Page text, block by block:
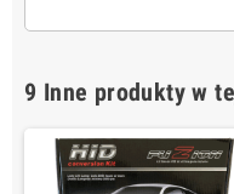
9 Inne produkty w